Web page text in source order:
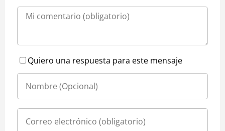
Quiero una respuesta para este mensaje